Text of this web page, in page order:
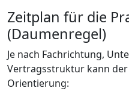
Zeitplan für die
(Daumenregel)
Je nach Fachrichtung,
Vertragsstruktur kann der
Orientierung: